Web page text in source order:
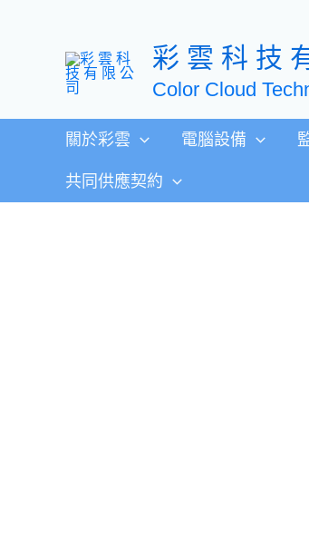
彩 雲 科 技
Color Cloud
關於彩雲 電腦設備
共同供應契約